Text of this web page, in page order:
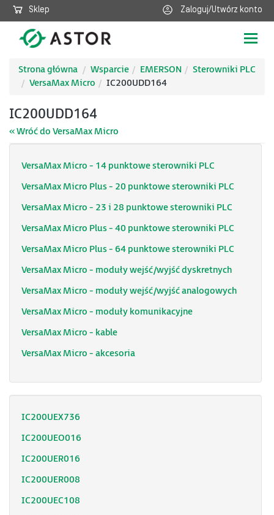
Sklep Zaloguj/Utwórz konto
Strona główna
Wsparcie EMERSON
Sterowniki PLC
VersaMax Micro
IC200UDD164
IC200UDD164
« Wróć do VersaMax Micro
VersaMax Micro - 14 punktowe sterowniki PLC
VersaMax Micro Plus - 20 punktowe sterowniki PLC
VersaMax Micro - 23 i 28 punktowe sterowniki PLC
VersaMax Micro Plus - 40 punktowe sterowniki PLC
VersaMax Micro Plus - 64 punktowe sterowniki PLC
VersaMax Micro - moduły wejść/wyjść dyskretnych
VersaMax Micro - moduły wejść/wyjść analogowych
VersaMax Micro - moduły komunikacyjne
VersaMax Micro - kable
VersaMax Micro - akcesoria
IC200UEX736
IC200UEO016
IC200UER016
IC200UER008
IC200UEC108